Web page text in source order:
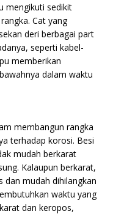
mengikuti sedikit
Cat yang
deri berbagai part
seperti kabel-
memberikan
dalam waktu
membangun rangka
terhadap korosi. Besi
mudah berkarat
Kalaupun berkarat,
dan mudah dihilangkan
waktu yang
dan keropos,